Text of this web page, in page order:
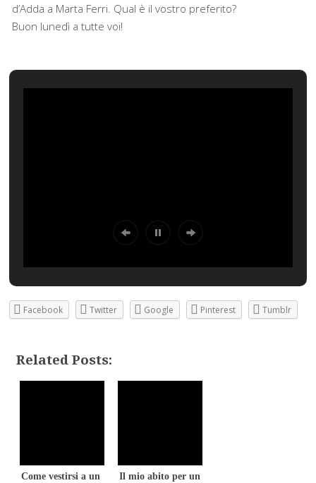
d’Adda a Marta Ferri. Qual è il vostro preferito?
Buon lunedì a tutte voi!
Facebook Twitter Google Pinterest Tumblr
Related Posts:
Come vestirsi a un
Il mio abito per un